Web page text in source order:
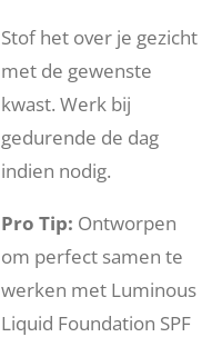
Stof het over je gezicht
met de gewenste
kwast. Werk bij
gedurende de dag
indien nodig.
Pro Tip: Ontworpen
om perfect samen te
werken met Luminous
Liquid Foundation SPF